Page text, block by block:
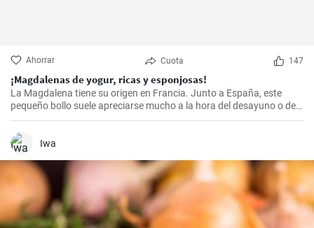
Ahorrar Cuota 147
¡Magdalenas de yogur, ricas y esponjosas!
La Magdalena tiene su origen en Francia. Junto a España, este
pequeño bollo suele apreciarse mucho a la hora del desayuno o de
la merienda. ¡Con la receta que os propongo hoy, vuestras
Iwa